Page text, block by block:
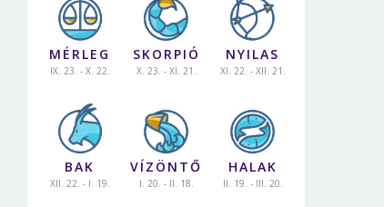
MÉRLEG
IX. 23. - X. 22.
SKORPIÓ
X. 23. - XI. 21.
NYILAS
XI. 22. - XII. 21.
BAK
XII. 22. - I. 19.
VÍZÖNTŐ
I. 20. - II. 18.
HALAK
II. 19. - III. 20.